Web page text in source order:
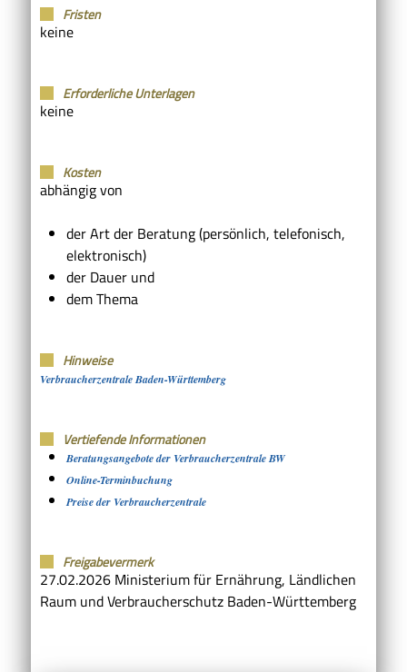
Fristen
keine
Erforderliche Unterlagen
keine
Kosten
abhängig von
der Art der Beratung (persönlich, telefonisch,
elektronisch)
der Dauer und
dem Thema
Hinweise
Verbraucherzentrale Baden-Württemberg
Vertiefende Informationen
Beratungsangebote der Verbraucherzentrale BW
Online-Terminbuchung
Preise der Verbraucherzentrale
Freigabevermerk
27.02.2026 Ministerium für Ernährung, Ländlichen
Raum und Verbraucherschutz Baden-Württemberg